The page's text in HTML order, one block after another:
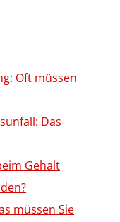
Oft müssen
Das
Gehalt
müssen Sie